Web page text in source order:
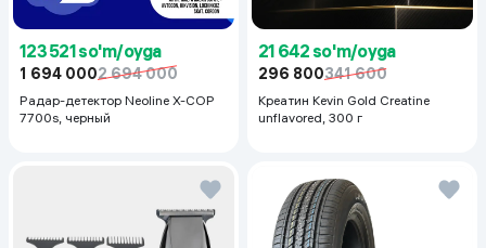
123 521 so'm/oyga
1 694 0002 694 000
Радар-детектор Neoline X-COP
7700s, черный
21 642 so'm/oyga
296 800341 600
Креатин Kevin Gold Creatine
unflavored, 300 г